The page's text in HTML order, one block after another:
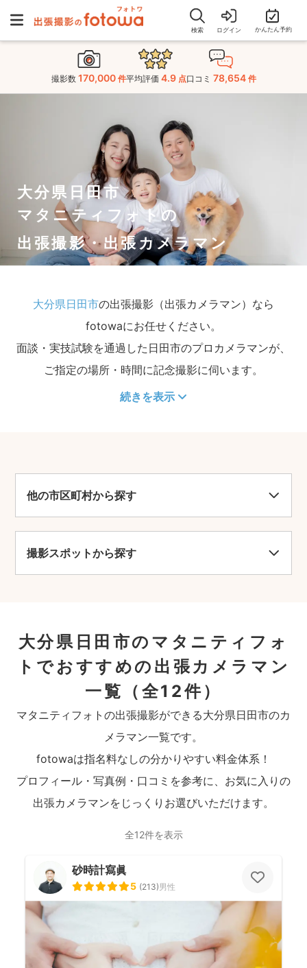
検索 ログイン かんたん予約
撮影数 170,000 件平均評価 4.9 点口コミ 78,654 件
大分県日田市
マタニティフォトの
出張撮影・出張カメラマン
大分県日田市の出張撮影（出張カメラマン）なら
fotowaにお任せください。
面談・実技試験を通過した日田市のプロカメラマンが、
ご指定の場所・時間に記念撮影に伺います。
続きを表示
他の市区町村から探す
撮影スポットから探す
大分県日田市のマタニティフォ
トでおすすめの出張カメラマン
一覧
（全12件）
マタニティフォトの出張撮影ができる大分県日田市のカ
メラマン一覧です。
fotowaは指名料なしの分かりやすい料金体系！
プロフィール・写真例・口コミを参考に、お気に入りの
出張カメラマンをじっくりお選びいただけます。
全12件を表示
砂時計寫眞
5 (213)男性